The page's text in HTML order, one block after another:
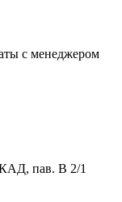
с менеджером
пав. В 2/1